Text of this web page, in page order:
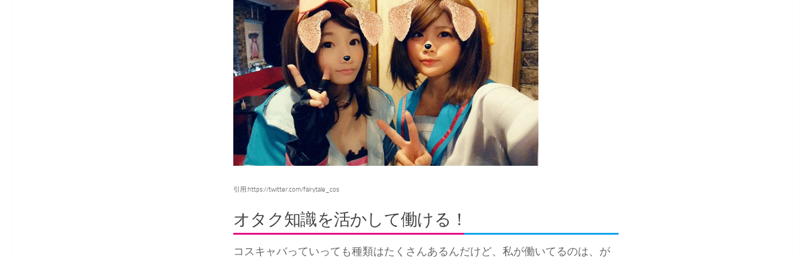
引用:https://twitter.com/fairytale_cos
オタク知識を活かして働ける！
コスキャバっていっても種類はたくさんあるんだけど、私が働いてるのは、が